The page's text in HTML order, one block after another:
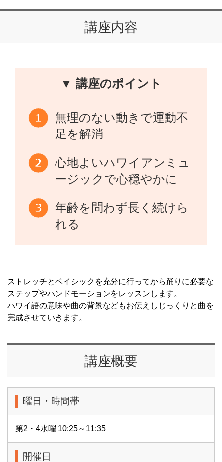
講座内容
▼ 講座のポイント
無理のない動きで運動不
足を解消
心地よいハワイアンミュ
ージックで心穏やかに
年齢を問わず長く続けら
れる
ストレッチとベイシックを充分に行ってから踊りに必要な
ステップやハンドモーションをレッスンします。
ハワイ語の意味や曲の背景などもお伝えしじっくりと曲を
完成させていきます。
講座概要
曜日・時間帯
第2・4水曜 10:25～11:35
開催日